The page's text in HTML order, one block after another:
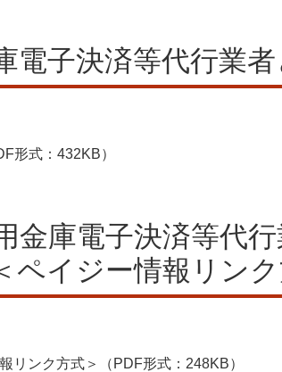
電子決済等代行業
形式：432KB）
金庫電子決済等代
ペイジー情報リンク
リンク方式＞（PDF形式：248KB）